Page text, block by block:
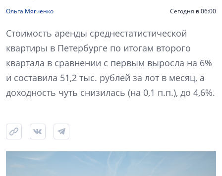
Ольга Мягченко Сегодня в 06:00
Стоимость аренды среднестатистической
квартиры в Петербурге по итогам второго
квартала в сравнении с первым выросла на 6%
и составила 51,2 тыс. рублей за лот в месяц, а
доходность чуть снизилась (на 0,1 п.п.), до 4,6%.